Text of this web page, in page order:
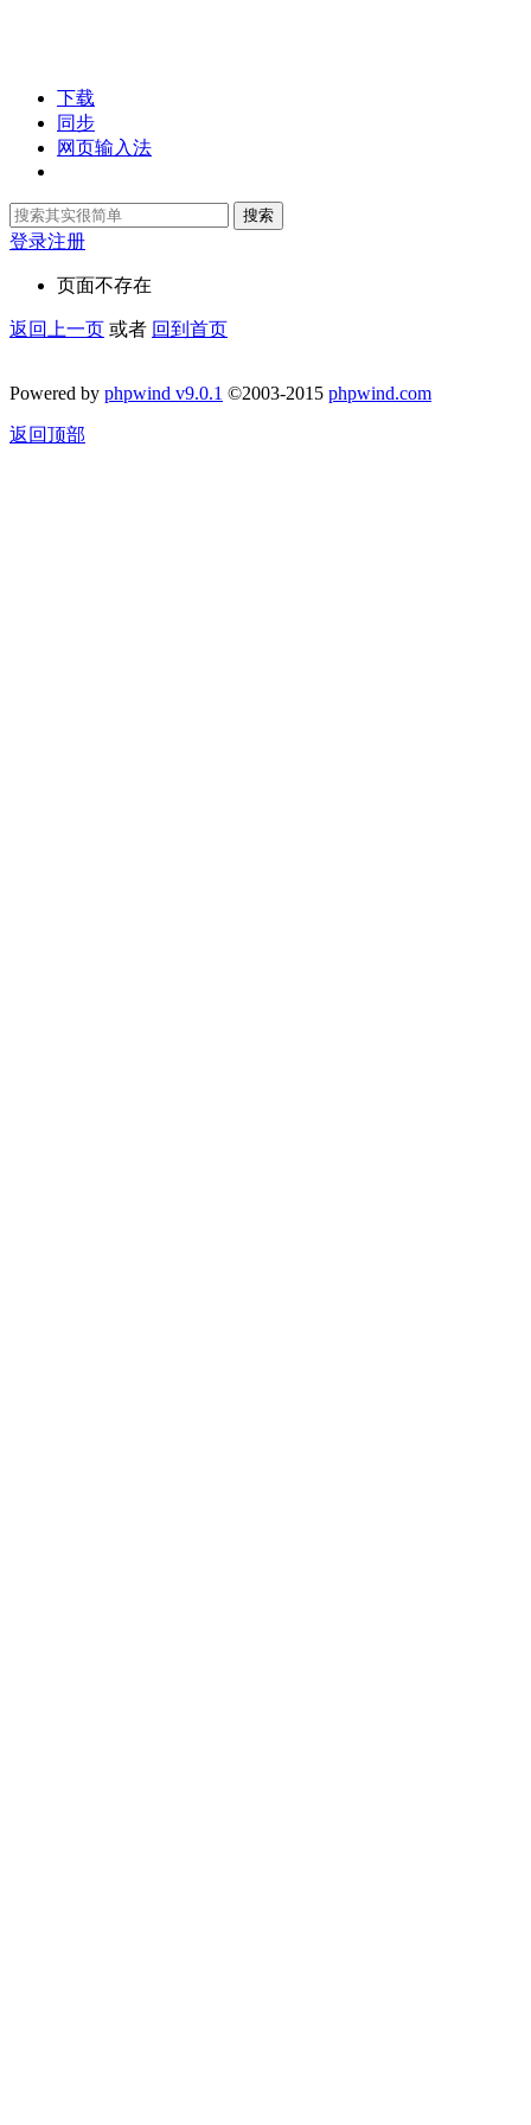
下载
同步
网页输入法
搜索
登录注册
页面不存在
返回上一页 或者 回到首页
Powered by phpwind v9.0.1 ©2003-2015 phpwind.com
返回顶部